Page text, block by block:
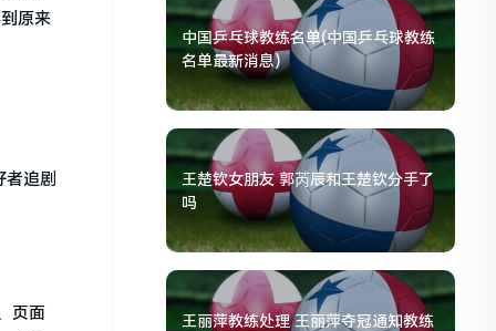
原来
者追剧
页面
中国乒乓球教练名单(中国乒乓球教练
名单最新消息)
王楚钦女朋友 郭芮辰和王楚钦分手了
吗
王丽萍教练处理 王丽萍夺冠通知教练